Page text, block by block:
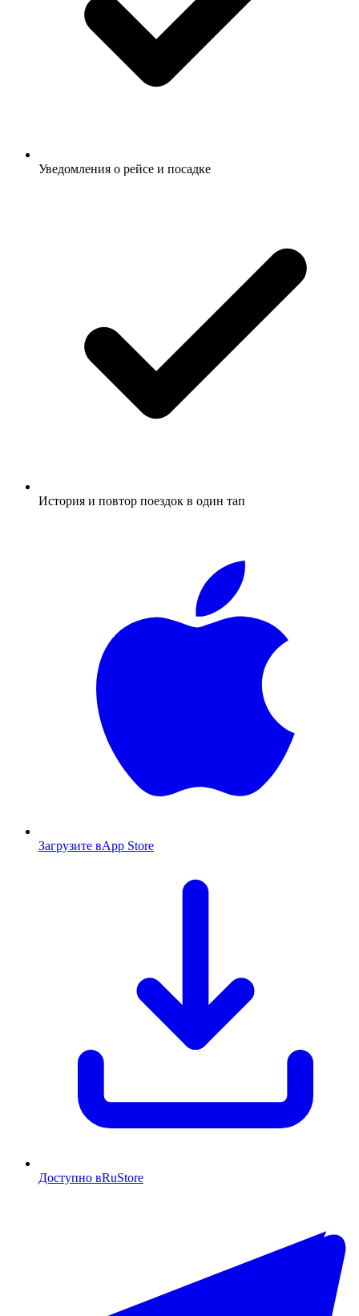
Уведомления о рейсе и посадке
История и повтор поездок в один тап
Загрузите вApp Store
Доступно вRuStore